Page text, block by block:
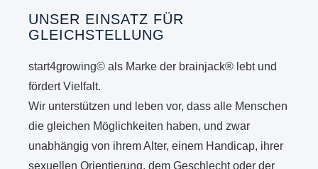
UNSER EINSATZ FÜR
GLEICHSTELLUNG
start4growing© als Marke der brainjack® lebt und
fördert Vielfalt.
Wir unterstützen und leben vor, dass alle Menschen
die gleichen Möglichkeiten haben, und zwar
unabhängig von ihrem Alter, einem Handicap, ihrer
sexuellen Orientierung, dem Geschlecht oder der